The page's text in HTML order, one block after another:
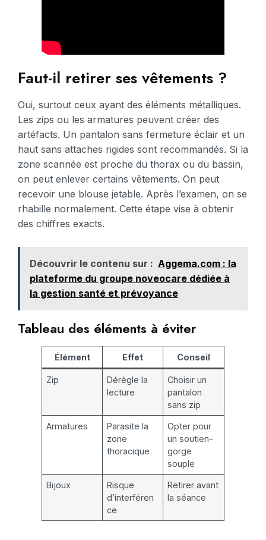
Faut-il retirer ses vêtements ?
Oui, surtout ceux ayant des éléments métalliques.
Les zips ou les armatures peuvent créer des
artéfacts. Un pantalon sans fermeture éclair et un
haut sans attaches rigides sont recommandés. Si la
zone scannée est proche du thorax ou du bassin,
on peut enlever certains vêtements. On peut
recevoir une blouse jetable. Après l’examen, on se
rhabille normalement. Cette étape vise à obtenir
des chiffres exacts.
Découvrir le contenu sur : Aggema.com : la
plateforme du groupe noveocare dédiée à
la gestion santé et prévoyance
Tableau des éléments à éviter
Élément Effet Conseil
Zip
Dérègle la
lecture
Choisir un
pantalon
sans zip
Armatures
Parasite la
zone
thoracique
Opter pour
un soutien-
gorge
souple
Bijoux
Risque
d’interféren
ce
Retirer avant
la séance